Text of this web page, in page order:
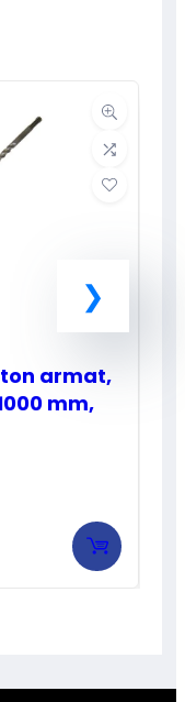
armat,
mm,